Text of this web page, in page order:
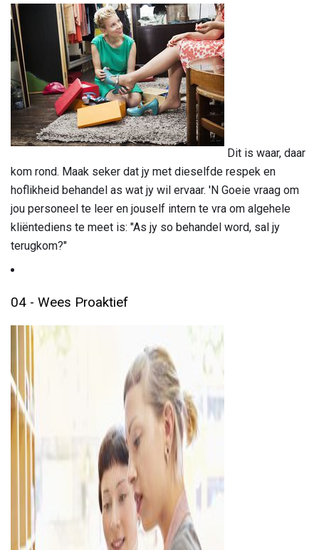
Dit is waar, daar
kom rond. Maak seker dat jy met dieselfde respek en
hoflikheid behandel as wat jy wil ervaar. 'N Goeie vraag om
jou personeel te leer en jouself intern te vra om algehele
kliëntediens te meet is: "As jy so behandel word, sal jy
terugkom?"
04 - Wees Proaktief